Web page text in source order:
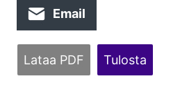
Email
Lataa PDF Tulosta